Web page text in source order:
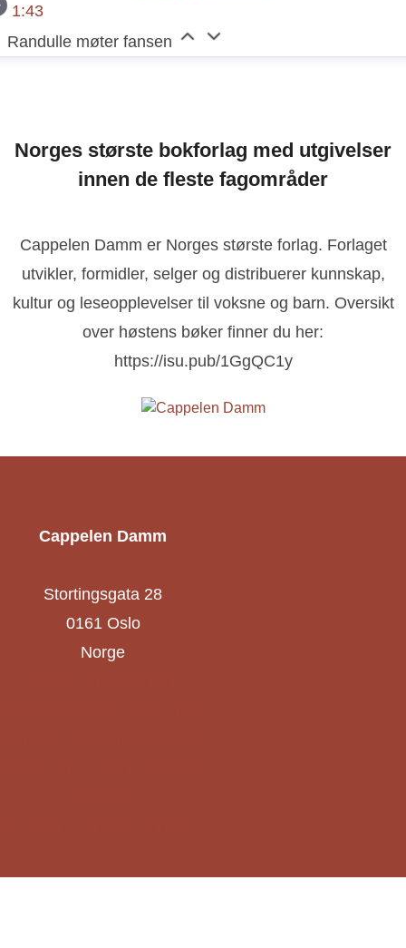
1:43
Randulle møter fansen
Norges største bokforlag med utgivelser
innen de fleste fagområder
Cappelen Damm er Norges største forlag. Forlaget
utvikler, formidler, selger og distribuerer kunnskap,
kultur og leseopplevelser til voksne og barn. Oversikt
over høstens bøker finner du her:
https://isu.pub/1GgQC1y
Cappelen Damm
Stortingsgata 28
0161 Oslo
Norge